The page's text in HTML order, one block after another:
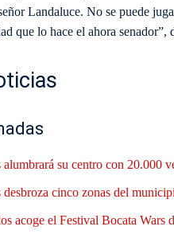
Landaluce. No se puede
que lo hace el ahora senador”,
su centro con 20.000
desbroza cinco zonas del
acoge el Festival Bocata Wars